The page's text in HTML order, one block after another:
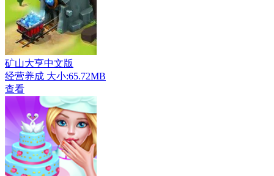
矿山大亨中文版
经营养成 大小:65.72MB
查看